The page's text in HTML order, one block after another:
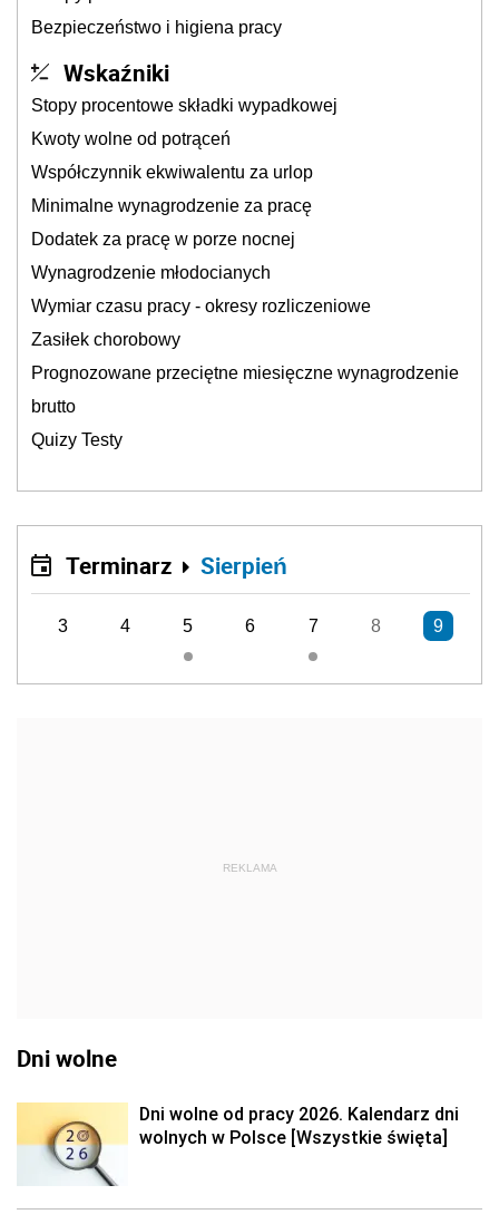
Bezpieczeństwo i higiena pracy
Wskaźniki
Stopy procentowe składki wypadkowej
Kwoty wolne od potrąceń
Współczynnik ekwiwalentu za urlop
Minimalne wynagrodzenie za pracę
Dodatek za pracę w porze nocnej
Wynagrodzenie młodocianych
Wymiar czasu pracy - okresy rozliczeniowe
Zasiłek chorobowy
Prognozowane przeciętne miesięczne wynagrodzenie
brutto
Quizy Testy
Terminarz Sierpień
3 4 5 6 7 8 9
REKLAMA
Dni wolne
Dni wolne od pracy 2026. Kalendarz dni
wolnych w Polsce [Wszystkie święta]